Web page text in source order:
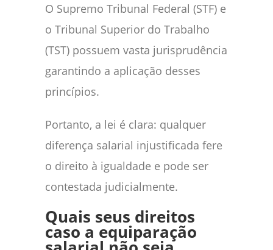
O Supremo Tribunal Federal (STF) e
o Tribunal Superior do Trabalho
(TST) possuem vasta jurisprudência
garantindo a aplicação desses
princípios.
Portanto, a lei é clara: qualquer
diferença salarial injustificada fere
o direito à igualdade e pode ser
contestada judicialmente.
Quais seus direitos
caso a equiparação